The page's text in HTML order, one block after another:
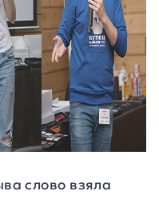
слово взяла